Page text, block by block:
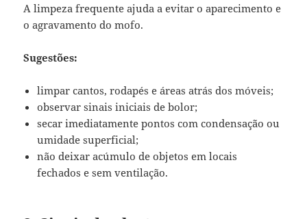
A limpeza frequente ajuda a evitar o aparecimento e
o agravamento do mofo.
Sugestões:
limpar cantos, rodapés e áreas atrás dos móveis;
observar sinais iniciais de bolor;
secar imediatamente pontos com condensação ou
umidade superficial;
não deixar acúmulo de objetos em locais
fechados e sem ventilação.